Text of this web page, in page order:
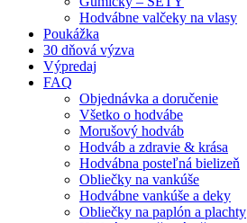
Hodvábne valčeky na vlasy
Poukážka
30 dňová výzva
Výpredaj
FAQ
Objednávka a doručenie
Všetko o hodvábe
Morušový hodváb
Hodváb a zdravie & krása
Hodvábna posteľná bielizeň
Obliečky na vankúše
Hodvábne vankúše a deky
Obliečky na paplón a plachty